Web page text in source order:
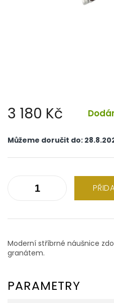
3 180 Kč
cena:
Můžeme doručit do:
Moderní stříbrné náušnice
granátem.
PARAMETRY